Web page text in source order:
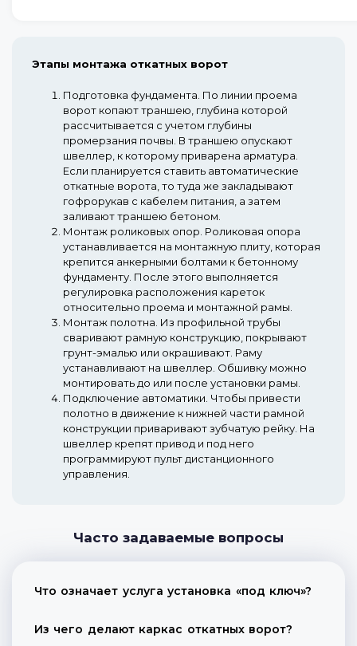
Этапы монтажа откатных ворот
Подготовка фундамента. По линии проема
ворот копают траншею, глубина которой
рассчитывается с учетом глубины
промерзания почвы. В траншею опускают
швеллер, к которому приварена арматура.
Если планируется ставить автоматические
откатные ворота, то туда же закладывают
гофрорукав с кабелем питания, а затем
заливают траншею бетоном.
Монтаж роликовых опор. Роликовая опора
устанавливается на монтажную плиту, которая
крепится анкерными болтами к бетонному
фундаменту. После этого выполняется
регулировка расположения кареток
относительно проема и монтажной рамы.
Монтаж полотна. Из профильной трубы
сваривают рамную конструкцию, покрывают
грунт-эмалью или окрашивают. Раму
устанавливают на швеллер. Обшивку можно
монтировать до или после установки рамы.
Подключение автоматики. Чтобы привести
полотно в движение к нижней части рамной
конструкции приваривают зубчатую рейку. На
швеллер крепят привод и под него
программируют пульт дистанционного
управления.
Часто задаваемые вопросы
Что означает услуга установка «под ключ»?
Из чего делают каркас откатных ворот?